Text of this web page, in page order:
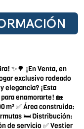
✨🌳 ¡En Venta, en
exclusivo rodeado
elegancia? ¡Esta
enamorarte! 🏡
m² ✅ Área construida:
🛏️ Distribución:
de servicio ✅ Vestier